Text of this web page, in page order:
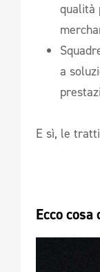
qualità
a
E sì, le
Ecco